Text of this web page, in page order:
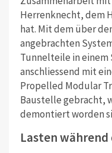
Herrenknecht, dem
hat. Mit dem über
angebrachten
Tunnelteile in einem
anschliessend mit
Propelled Modular
Baustelle gebracht,
demontiert worden
Lasten während